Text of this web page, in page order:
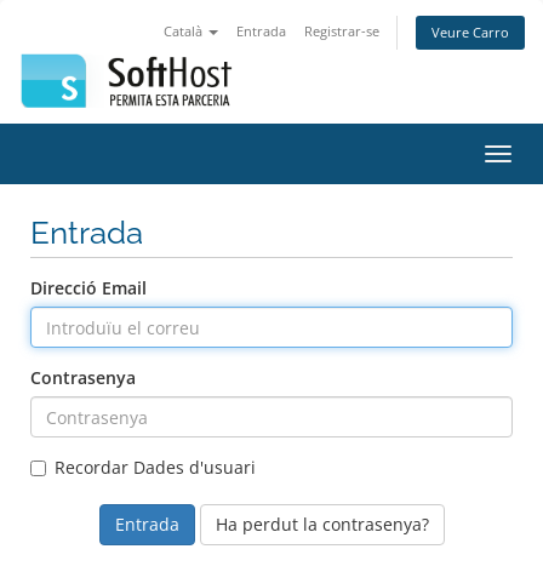
Català Entrada Registrar-se Veure Carro
la
Entrada
Direcció Email
Contrasenya
Recordar Dades d'usuari
Ha perdut la contrasenya?